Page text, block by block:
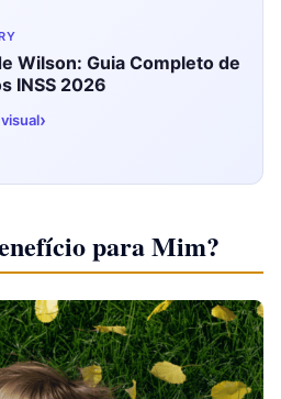
Wilson: Guia Completo de
INSS 2026
›
para Mim?